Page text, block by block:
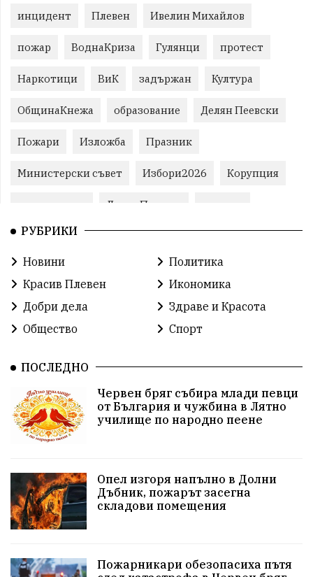
инцидент Плевен Ивелин Михайлов
пожар ВоднаКриза Гулянци протест
Наркотици ВиК задържан Култура
ОбщинаКнежа образование Делян Пеевски
Пожари Изложба Празник
Министерски съвет Избори2026 Корупция
ЛетниПожари
ОбластПлевен
Красив Плевен МВР
благотворителност Илияна Йотова
Общински съвет Общество Икономика
Ивелин Михайлов
здравеопазване концерт задържани
Бойко Борисов ПрогнозаЗаВремето ГЕРБ
протести Фолклор водоснабдяване
Левски Народно събрание
РУБРИКИ
Новини
Политика
Красив Плевен
Икономика
Добри дела
Здраве и Красота
Общество
Спорт
ПОСЛЕДНО
Червен бряг събира млади певци
от България и чужбина в Лятно
училище по народно пеене
Опел изгоря напълно в Долни
Дъбник, пожарът засегна
складови помещения
Пожарникари обезопасиха пътя